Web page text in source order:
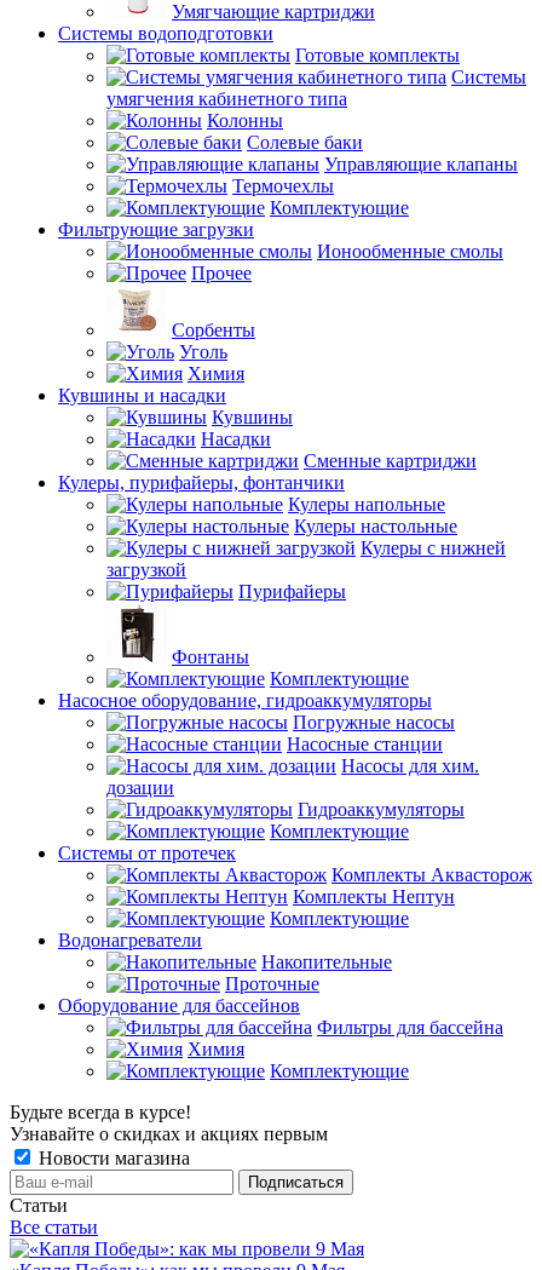
Умягчающие картриджи
Системы водоподготовки
Готовые комплекты
Системы
умягчения кабинетного типа
Колонны
Солевые баки
Управляющие клапаны
Термочехлы
Комплектующие
Фильтрующие загрузки
Ионообменные смолы
Прочее
Сорбенты
Уголь
Химия
Кувшины и насадки
Кувшины
Насадки
Сменные картриджи
Кулеры, пурифайеры, фонтанчики
Кулеры напольные
Кулеры настольные
Кулеры с нижней
загрузкой
Пурифайеры
Фонтаны
Комплектующие
Насосное оборудование, гидроаккумуляторы
Погружные насосы
Насосные станции
Насосы для хим.
дозации
Гидроаккумуляторы
Комплектующие
Системы от протечек
Комплекты Аквасторож
Комплекты Нептун
Комплектующие
Водонагреватели
Накопительные
Проточные
Оборудование для бассейнов
Фильтры для бассейна
Химия
Комплектующие
Будьте всегда в курсе!
Узнавайте о скидках и акциях первым
Новости магазина
Статьи
Все статьи